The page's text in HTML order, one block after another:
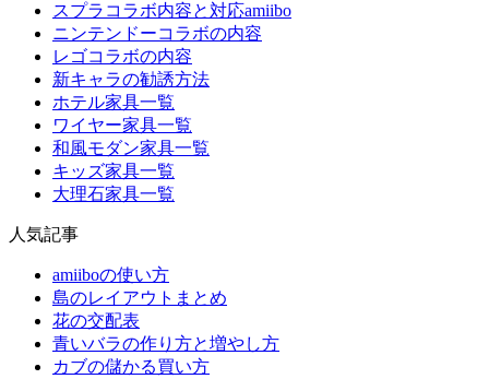
スプラコラボ内容と対応amiibo
ニンテンドーコラボの内容
レゴコラボの内容
新キャラの勧誘方法
ホテル家具一覧
ワイヤー家具一覧
和風モダン家具一覧
キッズ家具一覧
大理石家具一覧
人気記事
amiiboの使い方
島のレイアウトまとめ
花の交配表
青いバラの作り方と増やし方
カブの儲かる買い方